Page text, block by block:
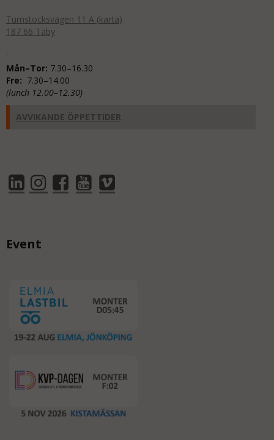
Tumstocksvägen 11 A (karta)
187 66 Täby
Mån–Tor: 7.30–16.30
Fre: 7.30–14.00
(lunch 12.00–12.30)
AVVIKANDE ÖPPETTIDER
Event